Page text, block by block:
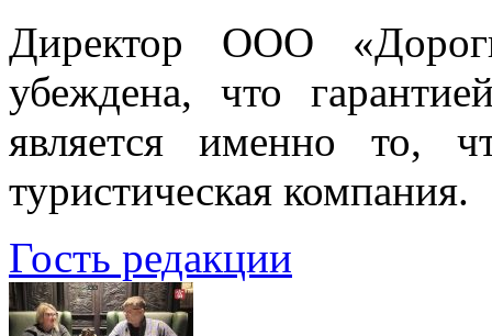
Директор ООО
убеждена, что
является именно то,
туристическая компания.
Гость редакции